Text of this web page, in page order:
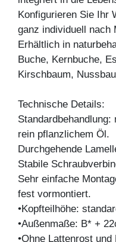
Konfigurieren Sie Ihr
ganz individuell nach
Erhältlich in
Buche, Kernbuche,
Kirschbaum,
Technische Details:
rein pflanzlichem Öl.
Durchgehende
Stabile
Sehr einfache
fest vormontiert.
•Kopfteilhöhe:
•Außenmaße: B* +
•Ohne Lattenrost und